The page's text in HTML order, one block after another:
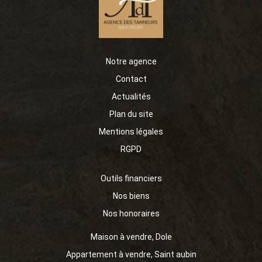
Notre agence
Contact
Actualités
Plan du site
Mentions légales
RGPD
Outils financiers
Nos biens
Nos honoraires
Maison à vendre, Dole
Appartement à vendre, Saint aubin